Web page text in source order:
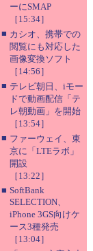
ーにSMAP
［15:34］
■ カシオ、携帯での
閲覧にも対応した
画像変換ソフト
［14:56］
■ テレビ朝日、iモー
ドで動画配信「テ
レ朝動画」を開始
［13:54］
■ ファーウェイ、東
京に「LTEラボ」
開設
［13:22］
■ SoftBank
SELECTION、
iPhone 3GS向けケ
ース3種発売
［13:04］